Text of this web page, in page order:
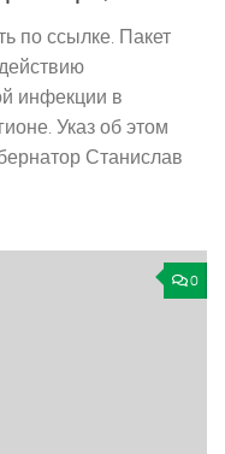
по ссылке. Пакет
инфекции в
Указ об этом
Станислав
0